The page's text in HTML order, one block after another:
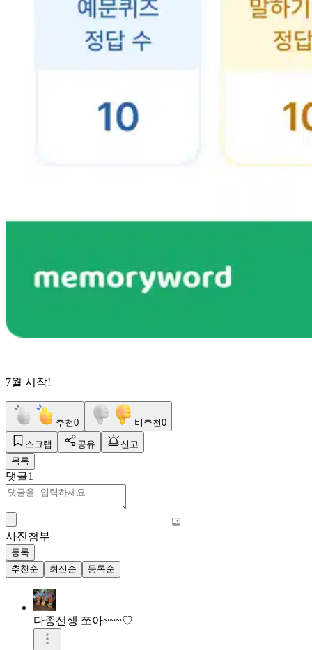
7월 시작!
추천0 비추천0
스크랩 공유
신고
목록
댓글1
사진첨부
등록
추천순
최신순 등록순
다종선생 쪼아~~~♡